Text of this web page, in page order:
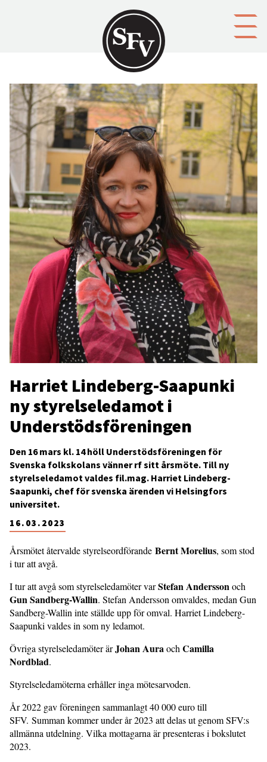
Harriet Lindeberg-Saapunki
ny styrelseledamot i
Understödsföreningen
16.03.2023
Den 16 mars kl. 14 höll Understödsföreningen för
Svenska folkskolans vänner rf sitt årsmöte. Till ny
styrelseledamot valdes fil.mag. Harriet Lindeberg-
Saapunki, chef för svenska ärenden vi Helsingfors
universitet.
Årsmötet återvalde styrelseordförande Bernt Morelius, som stod
i tur att avgå.
I tur att avgå som styrelseledamöter varStefan Anderssonoch
Gun Sandberg-Wallin. Stefan Andersson omvaldes, medan Gun
Sandberg-Wallin inte ställde upp för omval. Harriet Lindeberg-
Saapunki valdes in som ny ledamot.
Övriga styrelseledamöter ärJohan AuraochCamilla
Nordblad.
Styrelseledamöterna erhåller inga mötesarvoden.
År 2022 gav föreningen sammanlagt 40 000 euro till
SFV. Summan kommer under år 2023 att delas ut genom SFV:s
allmänna utdelning. Vilka mottagarna är presenteras i bokslutet
2023.